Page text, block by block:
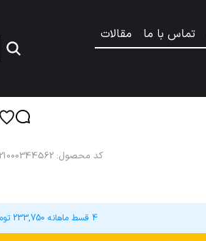
تماس با ما
مقالات
کد محصول:
4 قسط ماهانه 233,750